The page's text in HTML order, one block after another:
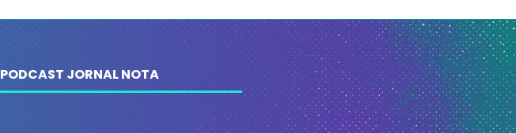
PODCAST JORNAL NOTA